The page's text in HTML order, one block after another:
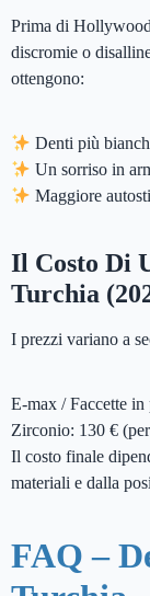
Prima di
discromie o
ottengono:
Denti più
Un sorriso in
Maggiore
Il Costo Di
Turchia
I prezzi variano a
E-max / Faccette in
Zirconio: 130 €
Il costo finale
materiali e dalla
FAQ –